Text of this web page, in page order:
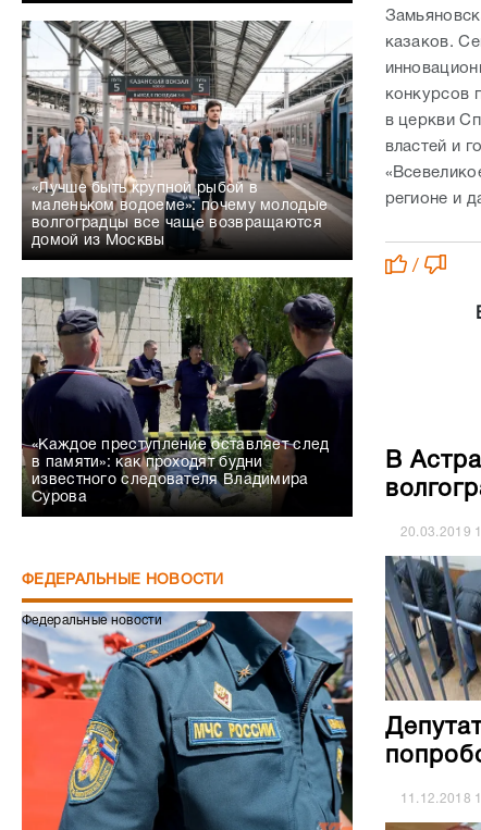
«Лучше быть крупной рыбой в
маленьком водоеме»: почему молодые
волгоградцы все чаще возвращаются
домой из Москвы
«Каждое преступление оставляет след
в памяти»: как проходят будни
известного следователя Владимира
Сурова
ФЕДЕРАЛЬНЫЕ НОВОСТИ
Федеральные новости
казаков.
конкурсов
в церкви
властей и
регионе и
/
В
20.03.2019
11.12.2018